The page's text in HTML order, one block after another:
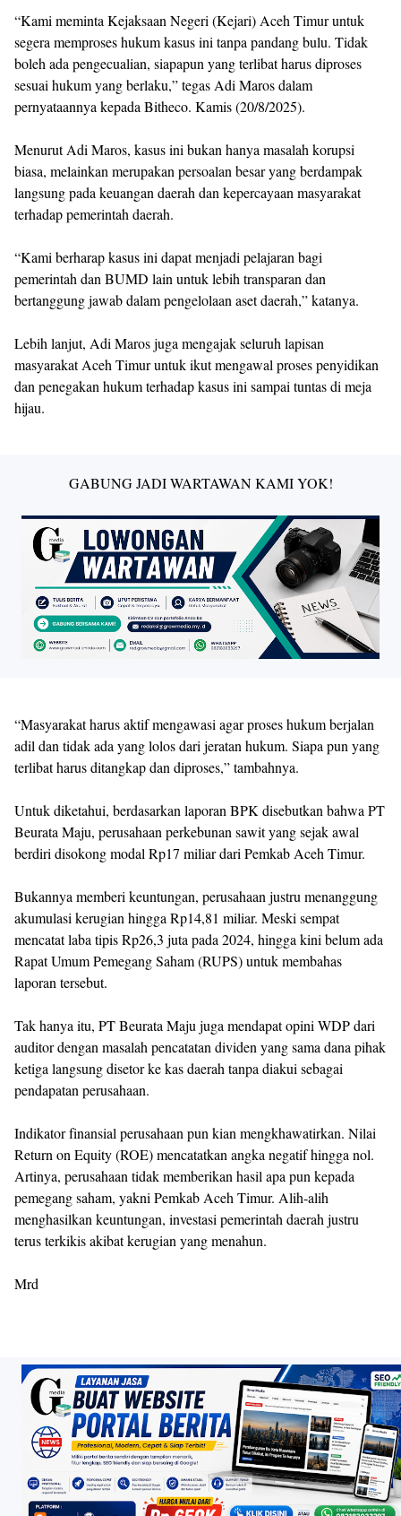
“Kami meminta Kejaksaan Negeri (Kejari) Aceh Timur untuk
segera memproses hukum kasus ini tanpa pandang bulu. Tidak
boleh ada pengecualian, siapapun yang terlibat harus diproses
sesuai hukum yang berlaku,” tegas Adi Maros dalam
pernyataannya kepada Bitheco. Kamis (20/8/2025).
Menurut Adi Maros, kasus ini bukan hanya masalah korupsi
biasa, melainkan merupakan persoalan besar yang berdampak
langsung pada keuangan daerah dan kepercayaan masyarakat
terhadap pemerintah daerah.
“Kami berharap kasus ini dapat menjadi pelajaran bagi
pemerintah dan BUMD lain untuk lebih transparan dan
bertanggung jawab dalam pengelolaan aset daerah,” katanya.
Lebih lanjut, Adi Maros juga mengajak seluruh lapisan
masyarakat Aceh Timur untuk ikut mengawal proses penyidikan
dan penegakan hukum terhadap kasus ini sampai tuntas di meja
hijau.
GABUNG JADI WARTAWAN KAMI YOK!
“Masyarakat harus aktif mengawasi agar proses hukum berjalan
adil dan tidak ada yang lolos dari jeratan hukum. Siapa pun yang
terlibat harus ditangkap dan diproses,” tambahnya.
Untuk diketahui, berdasarkan laporan BPK disebutkan bahwa PT
Beurata Maju, perusahaan perkebunan sawit yang sejak awal
berdiri disokong modal Rp17 miliar dari Pemkab Aceh Timur.
Bukannya memberi keuntungan, perusahaan justru menanggung
akumulasi kerugian hingga Rp14,81 miliar. Meski sempat
mencatat laba tipis Rp26,3 juta pada 2024, hingga kini belum ada
Rapat Umum Pemegang Saham (RUPS) untuk membahas
laporan tersebut.
Tak hanya itu, PT Beurata Maju juga mendapat opini WDP dari
auditor dengan masalah pencatatan dividen yang sama dana pihak
ketiga langsung disetor ke kas daerah tanpa diakui sebagai
pendapatan perusahaan.
Indikator finansial perusahaan pun kian mengkhawatirkan. Nilai
Return on Equity (ROE) mencatatkan angka negatif hingga nol.
Artinya, perusahaan tidak memberikan hasil apa pun kepada
pemegang saham, yakni Pemkab Aceh Timur. Alih-alih
menghasilkan keuntungan, investasi pemerintah daerah justru
terus terkikis akibat kerugian yang menahun.
Mrd